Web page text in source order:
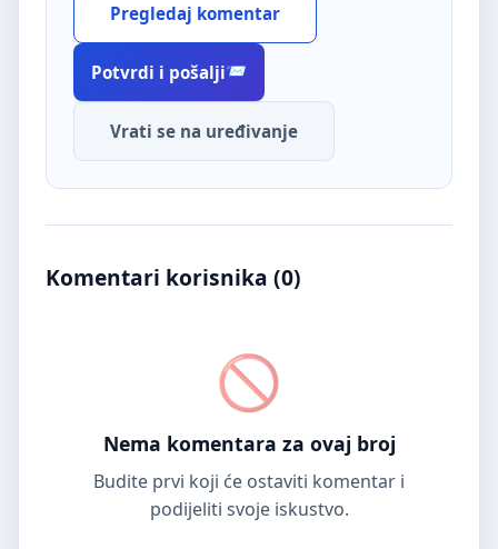
Pregledaj komentar
Potvrdi i pošalji
Vrati se na uređivanje
Komentari korisnika (0)
Nema komentara za ovaj broj
Budite prvi koji će ostaviti komentar i
podijeliti svoje iskustvo.